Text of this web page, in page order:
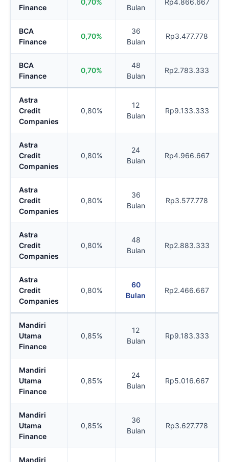
Finance
0,70%
Bulan
Rp4.866.667
BCA
Finance
0,70%
36
Bulan
Rp3.477.778
BCA
Finance
0,70%
48
Bulan
Rp2.783.333
Astra
Credit
Companies
0,80%
12
Bulan
Rp9.133.333
Astra
Credit
Companies
0,80%
24
Bulan
Rp4.966.667
Astra
Credit
Companies
0,80%
36
Bulan
Rp3.577.778
Astra
Credit
Companies
0,80%
48
Bulan
Rp2.883.333
Astra
Credit
Companies
0,80%
60
Bulan
Rp2.466.667
Mandiri
Utama
Finance
0,85%
12
Bulan
Rp9.183.333
Mandiri
Utama
Finance
0,85%
24
Bulan
Rp5.016.667
Mandiri
Utama
Finance
0,85%
36
Bulan
Rp3.627.778
Mandiri